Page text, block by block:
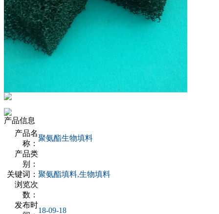
产品信息
产品名
称：
聚氨酯生物填料
产品类
别：
关键词： 聚氨酯填料,生物填料
浏览次
数：
发布时
18-09-18